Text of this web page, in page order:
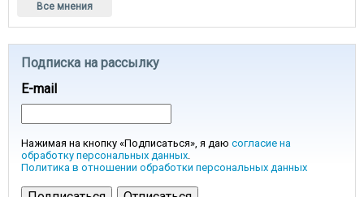
Все мнения
Подписка на рассылку
E-mail
Нажимая на кнопку «Подписаться», я даю согласие на
обработку персональных данных.
Политика в отношении обработки персональных данных